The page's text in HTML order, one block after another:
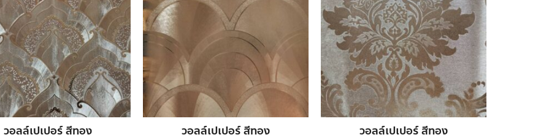
วอลล์เปเปอร์ สีทอง
วอลล์เปเปอร์ สีทอง
วอลล์เปเปอร์ สีทอง